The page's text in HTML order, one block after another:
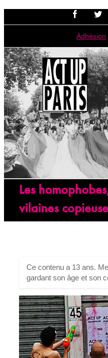
Passer
Facebook
Adhésion
Les
vilaines
Ce contenu a 13 ans.
gardant son âge et son